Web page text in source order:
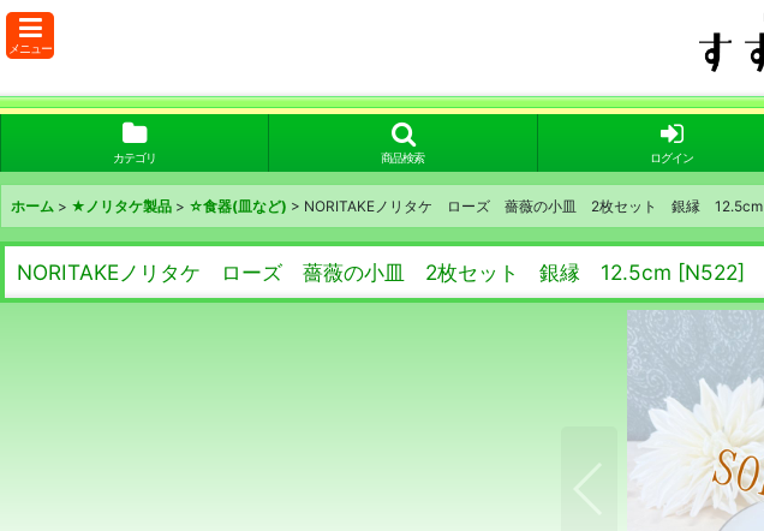
メニュー
カテゴリ 商品検索 ログイン
ホーム > ★ノリタケ製品 > ☆食器(皿など) > NORITAKEノリタケ ローズ 薔薇の小皿 2枚セット 銀縁 12.5cm
NORITAKEノリタケ ローズ 薔薇の小皿 2枚セット 銀縁 12.5cm [N522]